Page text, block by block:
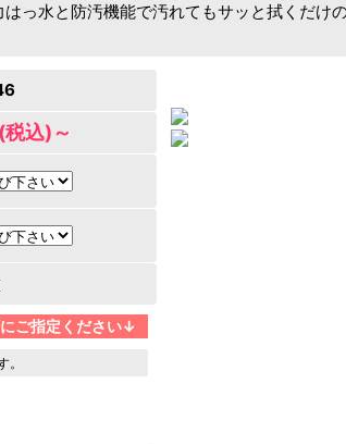
っ水と防汚機能で汚れてもサッと拭くだけ
込)～
ご指定ください↓